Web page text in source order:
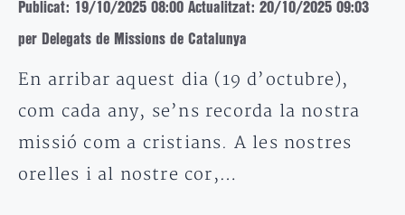
Publicat: 19/10/2025 08:00 Actualitzat: 20/10/2025 09:03
per Delegats de Missions de Catalunya
En arribar aquest dia (19 d’octubre),
com cada any, se’ns recorda la nostra
missió com a cristians. A les nostres
orelles i al nostre cor,…